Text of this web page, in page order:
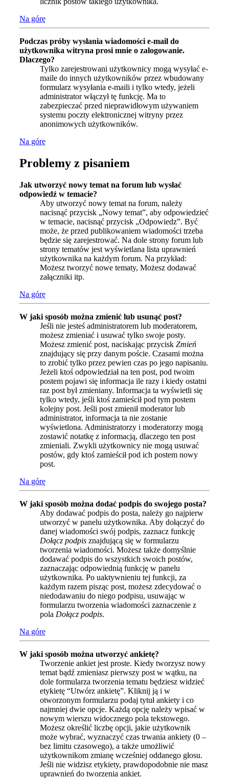
Na górę
Podczas próby wysłania wiadomości e-mail do
użytkownika witryna prosi mnie o zalogowanie.
Dlaczego?
Tylko zarejestrowani użytkownicy mogą wysyłać e-
maile do innych użytkowników przez wbudowany
formularz wysyłania e-maili i tylko wtedy, jeżeli
administrator włączył tę funkcję. Ma to
zabezpieczać przed nieprawidłowym używaniem
systemu poczty elektronicznej witryny przez
anonimowych użytkowników.
Na górę
Problemy z pisaniem
Jak utworzyć nowy temat na forum lub wysłać
odpowiedź w temacie?
Aby utworzyć nowy temat na forum, należy
nacisnąć przycisk „Nowy temat”, aby odpowiedzieć
w temacie, nacisnąć przycisk „Odpowiedz”. Być
może, że przed publikowaniem wiadomości trzeba
będzie się zarejestrować. Na dole strony forum lub
strony tematów jest wyświetlana lista uprawnień
użytkownika na każdym forum. Na przykład:
Możesz tworzyć nowe tematy, Możesz dodawać
załączniki itp.
Na górę
W jaki sposób można zmienić lub usunąć post?
Jeśli nie jesteś administratorem lub moderatorem,
możesz zmieniać i usuwać tylko swoje posty.
Możesz zmienić post, naciskając przycisk Zmień
znajdujący się przy danym poście. Czasami można
to zrobić tylko przez pewien czas po jego napisaniu.
Jeżeli ktoś odpowiedział na ten post, pod twoim
postem pojawi się informacja ile razy i kiedy ostatni
raz post był zmieniany. Informacja ta wyświetli się
tylko wtedy, jeśli ktoś zamieścił pod tym postem
kolejny post. Jeśli post zmienił moderator lub
administrator, informacja ta nie zostanie
wyświetlona. Administratorzy i moderatorzy mogą
zostawić notatkę z informacją, dlaczego ten post
zmieniali. Zwykli użytkownicy nie mogą usuwać
postów, gdy ktoś zamieścił pod ich postem nowy
post.
Na górę
W jaki sposób można dodać podpis do swojego posta?
Aby dodawać podpis do posta, należy go najpierw
utworzyć w panelu użytkownika. Aby dołączyć do
danej wiadomości swój podpis, zaznacz funkcję
Dołącz podpis znajdującą się w formularzu
tworzenia wiadomości. Możesz także domyślnie
dodawać podpis do wszystkich swoich postów,
zaznaczając odpowiednią funkcję w panelu
użytkownika. Po uaktywnieniu tej funkcji, za
każdym razem pisząc post, możesz zdecydować o
niedodawaniu do niego podpisu, usuwając w
formularzu tworzenia wiadomości zaznaczenie z
pola Dołącz podpis.
Na górę
W jaki sposób można utworzyć ankietę?
Tworzenie ankiet jest proste. Kiedy tworzysz nowy
temat bądź zmieniasz pierwszy post w wątku, na
dole formularza tworzenia tematu będziesz widzieć
etykietę “Utwórz ankietę”. Kliknij ją i w
otworzonym formularzu podaj tytuł ankiety i co
najmniej dwie opcje. Każdą opcję należy wpisać w
nowym wierszu widocznego pola tekstowego.
Możesz określić liczbę opcji, jakie użytkownik
może wybrać, wyznaczyć czas trwania ankiety (0 –
bez limitu czasowego), a także umożliwić
użytkownikom zmianę wcześniej oddanego głosu.
Jeśli nie widzisz etykiety, prawdopodobnie nie masz
uprawnień do tworzenia ankiet.